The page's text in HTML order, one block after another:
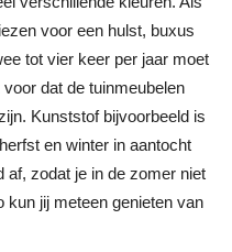
voor een hulst, buxus
tot vier keer per jaar moet
dat de tuinmeubelen
Kunststof bijvoorbeeld is
en winter in aantocht
af, zodat je in de zomer niet
jij meteen genieten van